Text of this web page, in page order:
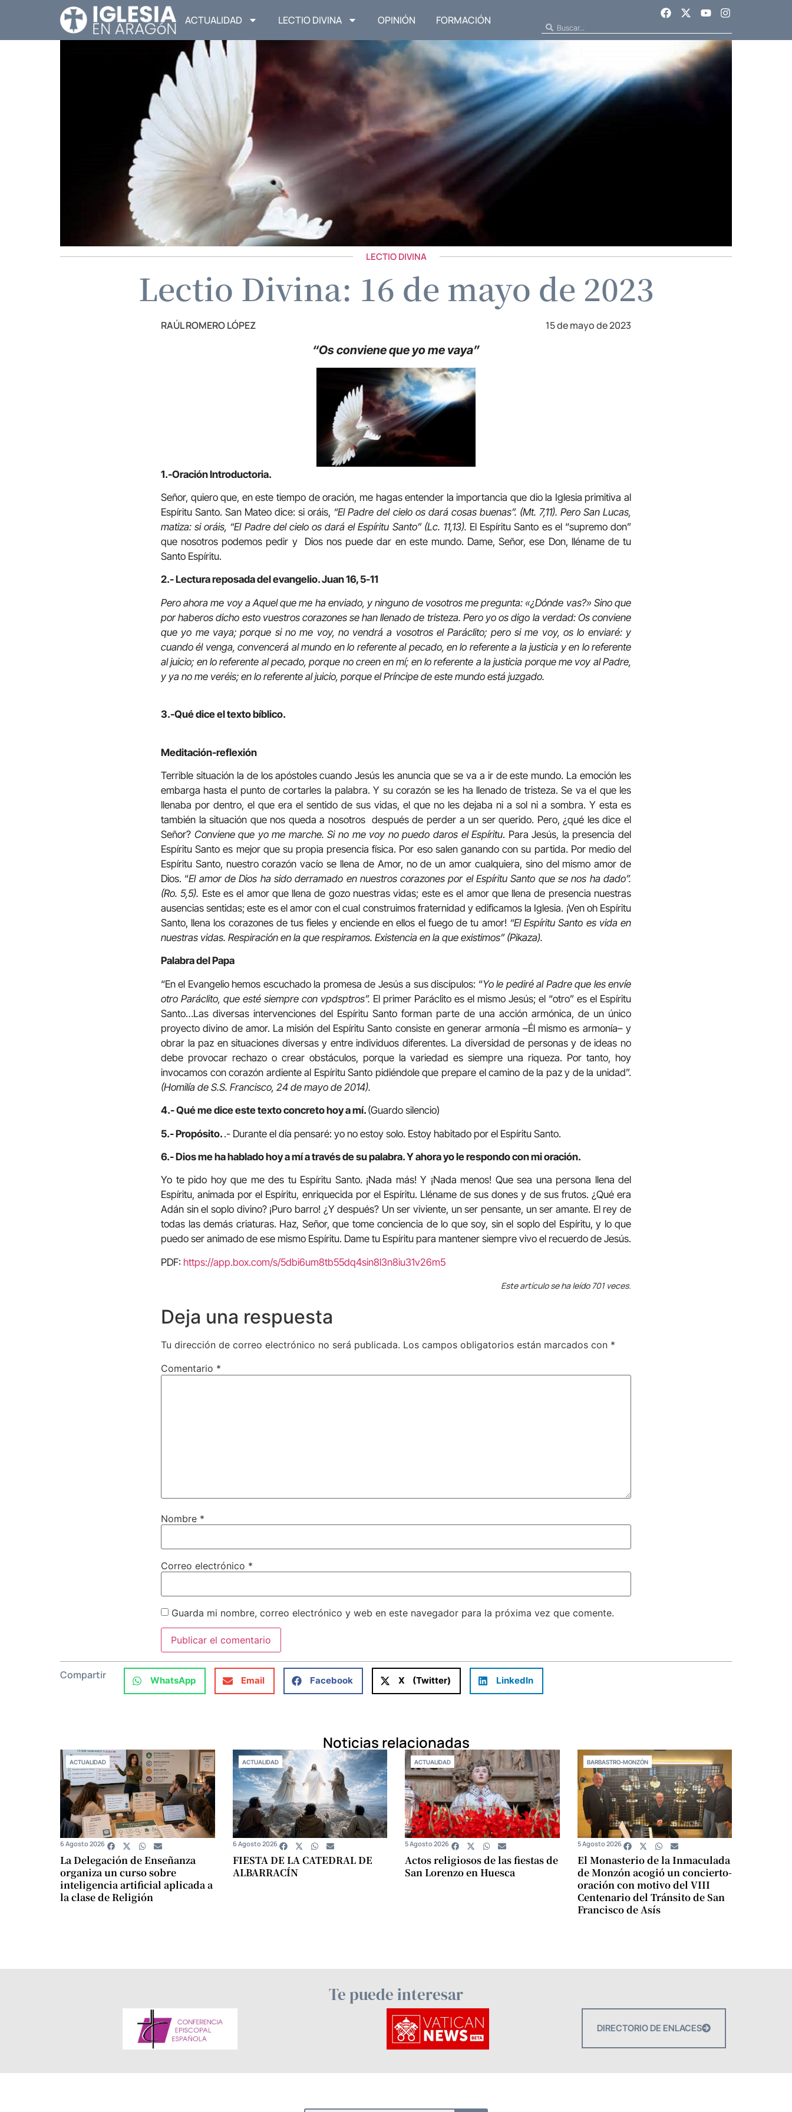
ACTUALIDAD LECTIO DIVINA OPINIÓN FORMACIÓN
LECTIO DIVINA
Lectio Divina: 16 de mayo de 2023
RAÚL ROMERO LÓPEZ 15 de mayo de 2023
“Os conviene que yo me vaya”
1.-Oración Introductoria.
Señor, quiero que, en este tiempo de oración, me hagas entender la importancia que dio la Iglesia primitiva al
Espíritu Santo. San Mateo dice: si oráis, “El Padre del cielo os dará cosas buenas”. (Mt. 7,11). Pero San Lucas,
matiza: si oráis, “El Padre del cielo os dará el Espíritu Santo” (Lc. 11,13). El Espíritu Santo es el “supremo don”
que nosotros podemos pedir y Dios nos puede dar en este mundo. Dame, Señor, ese Don, lléname de tu
Santo Espíritu.
2.- Lectura reposada del evangelio. Juan 16, 5-11
Pero ahora me voy a Aquel que me ha enviado, y ninguno de vosotros me pregunta: «¿Dónde vas?» Sino que
por haberos dicho esto vuestros corazones se han llenado de tristeza. Pero yo os digo la verdad: Os conviene
que yo me vaya; porque si no me voy, no vendrá a vosotros el Paráclito; pero si me voy, os lo enviaré: y
cuando él venga, convencerá al mundo en lo referente al pecado, en lo referente a la justicia y en lo referente
al juicio; en lo referente al pecado, porque no creen en mí; en lo referente a la justicia porque me voy al Padre,
y ya no me veréis; en lo referente al juicio, porque el Príncipe de este mundo está juzgado.
3.-Qué dice el texto bíblico.
Meditación-reflexión
Terrible situación la de los apóstoles cuando Jesús les anuncia que se va a ir de este mundo. La emoción les
embarga hasta el punto de cortarles la palabra. Y su corazón se les ha llenado de tristeza. Se va el que les
llenaba por dentro, el que era el sentido de sus vidas, el que no les dejaba ni a sol ni a sombra. Y esta es
también la situación que nos queda a nosotros después de perder a un ser querido. Pero, ¿qué les dice el
Señor? Conviene que yo me marche. Si no me voy no puedo daros el Espíritu. Para Jesús, la presencia del
Espíritu Santo es mejor que su propia presencia física. Por eso salen ganando con su partida. Por medio del
Espíritu Santo, nuestro corazón vacío se llena de Amor, no de un amor cualquiera, sino del mismo amor de
Dios. “El amor de Dios ha sido derramado en nuestros corazones por el Espíritu Santo que se nos ha dado”.
(Ro. 5,5). Este es el amor que llena de gozo nuestras vidas; este es el amor que llena de presencia nuestras
ausencias sentidas; este es el amor con el cual construimos fraternidad y edificamos la Iglesia. ¡Ven oh Espíritu
Santo, llena los corazones de tus fieles y enciende en ellos el fuego de tu amor! “El Espíritu Santo es vida en
nuestras vidas. Respiración en la que respiramos. Existencia en la que existimos” (Pikaza).
Palabra del Papa
“En el Evangelio hemos escuchado la promesa de Jesús a sus discípulos: “Yo le pediré al Padre que les envíe
otro Paráclito, que esté siempre con vpdsptros”. El primer Paráclito es el mismo Jesús; el “otro” es el Espíritu
Santo…Las diversas intervenciones del Espíritu Santo forman parte de una acción armónica, de un único
proyecto divino de amor. La misión del Espíritu Santo consiste en generar armonía –Él mismo es armonía– y
obrar la paz en situaciones diversas y entre individuos diferentes. La diversidad de personas y de ideas no
debe provocar rechazo o crear obstáculos, porque la variedad es siempre una riqueza. Por tanto, hoy
invocamos con corazón ardiente al Espíritu Santo pidiéndole que prepare el camino de la paz y de la unidad”.
(Homilía de S.S. Francisco, 24 de mayo de 2014).
4.- Qué me dice este texto concreto hoy a mí. (Guardo silencio)
5.- Propósito. .- Durante el día pensaré: yo no estoy solo. Estoy habitado por el Espíritu Santo.
6.- Dios me ha hablado hoy a mí a través de su palabra. Y ahora yo le respondo con mi oración.
Yo te pido hoy que me des tu Espíritu Santo. ¡Nada más! Y ¡Nada menos! Que sea una persona llena del
Espíritu, animada por el Espíritu, enriquecida por el Espíritu. Lléname de sus dones y de sus frutos. ¿Qué era
Adán sin el soplo divino? ¡Puro barro! ¿Y después? Un ser viviente, un ser pensante, un ser amante. El rey de
todas las demás criaturas. Haz, Señor, que tome conciencia de lo que soy, sin el soplo del Espíritu, y lo que
puedo ser animado de ese mismo Espíritu. Dame tu Espíritu para mantener siempre vivo el recuerdo de Jesús.
PDF: https://app.box.com/s/5dbi6um8tb55dq4sin8l3n8iu31v26m5
Este artículo se ha leído 701 veces.
Deja una respuesta
Tu dirección de correo electrónico no será publicada. Los campos obligatorios están marcados con *
Comentario *
Nombre *
Correo electrónico *
Guarda mi nombre, correo electrónico y web en este navegador para la próxima vez que comente.
Compartir WhatsApp Email Facebook X (Twitter) LinkedIn
Noticias relacionadas
ACTUALIDAD
La Delegación de Enseñanza
organiza un curso sobre
inteligencia artificial aplicada a
la clase de Religión
6 Agosto 2026
ACTUALIDAD
FIESTA DE LA CATEDRAL DE
ALBARRACÍN
6 Agosto 2026
ACTUALIDAD
Actos religiosos de las fiestas de
San Lorenzo en Huesca
5 Agosto 2026
BARBASTRO-MONZÓN
El Monasterio de la Inmaculada
de Monzón acogió un concierto-
oración con motivo del VIII
Centenario del Tránsito de San
Francisco de Asís
5 Agosto 2026
Te puede interesar
DIRECTORIO DE ENLACES